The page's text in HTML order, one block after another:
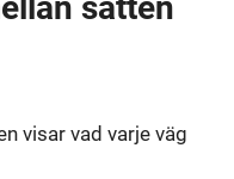
sätten
visar vad varje väg